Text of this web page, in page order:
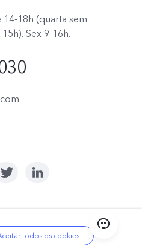
18h (quarta sem
Sex 9-16h.
país/região
todos os cookies